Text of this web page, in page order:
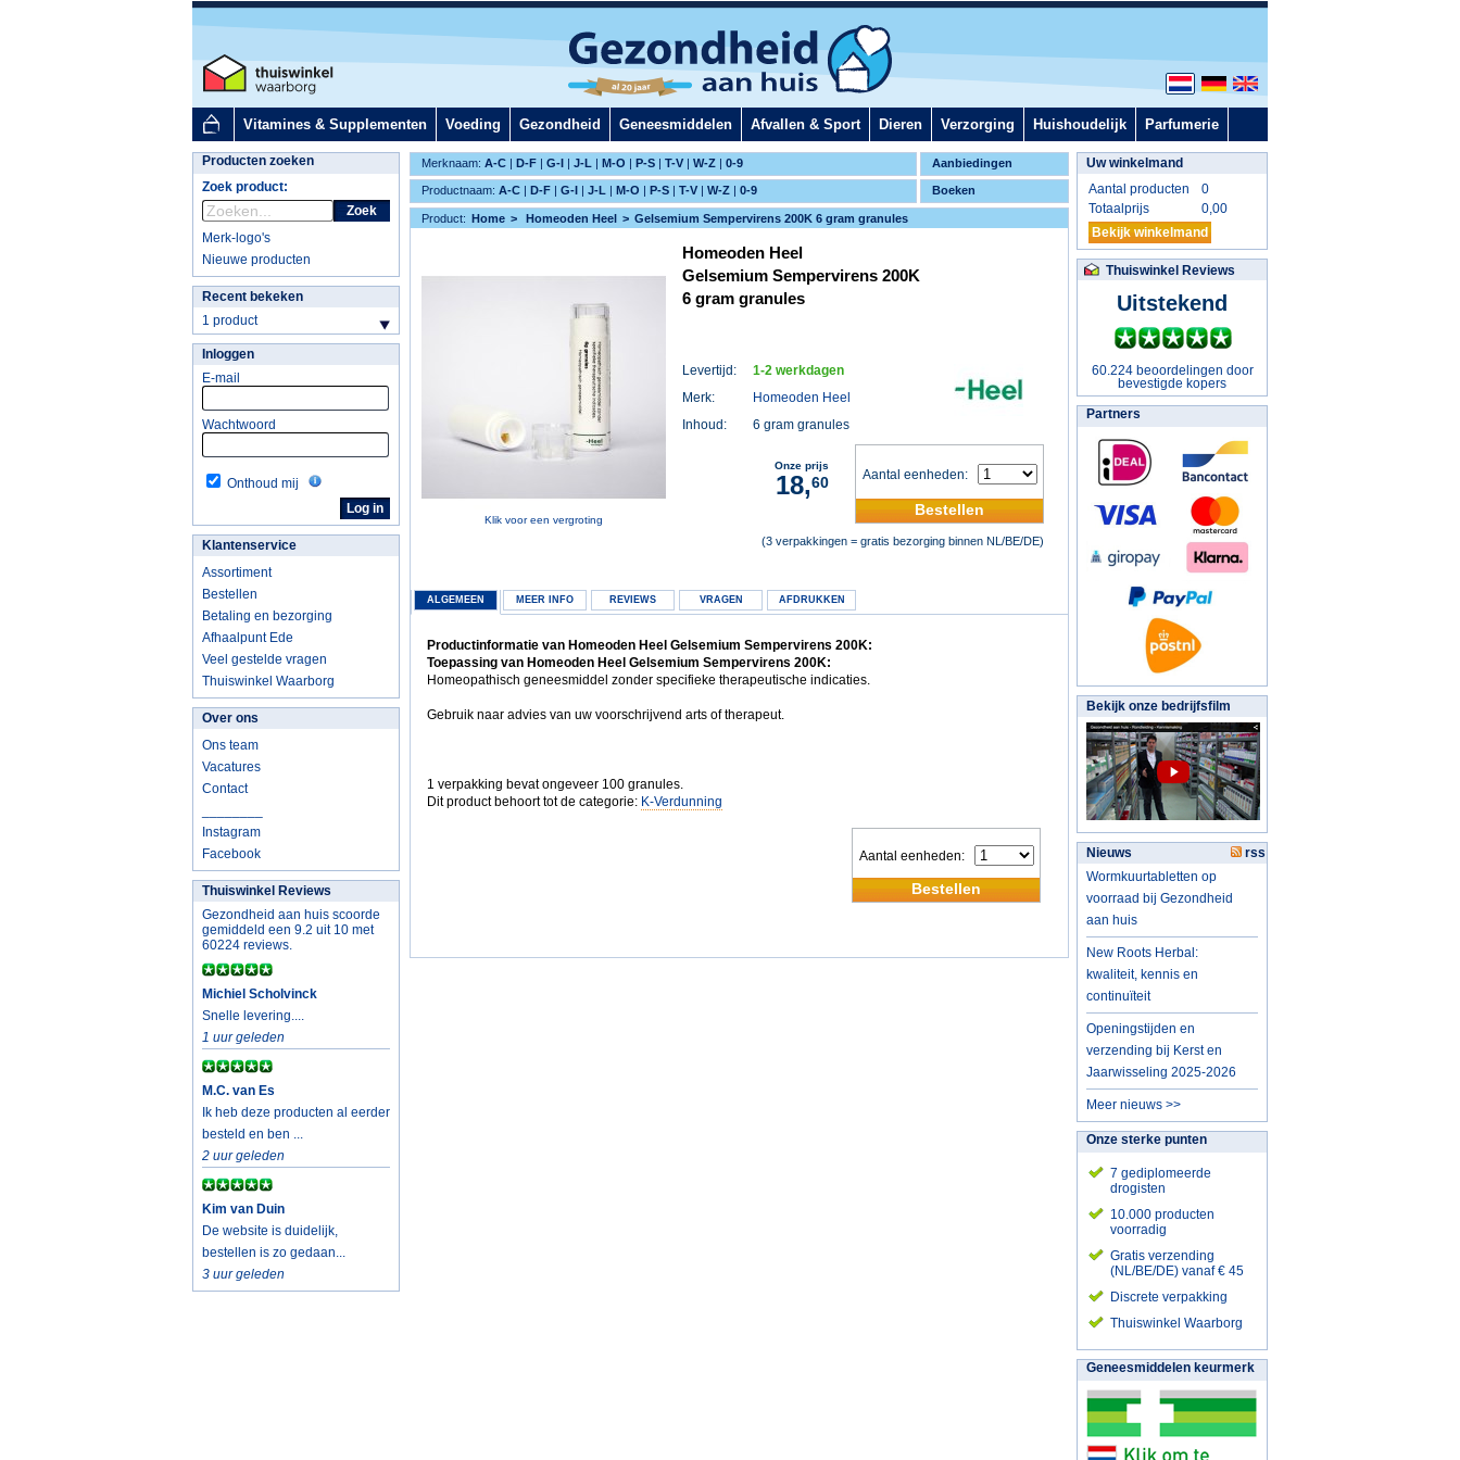
Vitamines & Supplementen Voeding Gezondheid Geneesmiddelen Afvallen & Sport Dieren Verzorging Huishoudelijk Parfumerie
Aanbiedingen
Merknaam: A-C | D-F | G-I | J-L | M-O | P-S | T-V | W-Z | 0-9
Boeken
Productnaam: A-C | D-F | G-I | J-L | M-O | P-S | T-V | W-Z | 0-9
Producten zoeken
Zoek product:
Zoek
Merk-logo's
Nieuwe producten
Recent bekeken
1 product
Inloggen
E-mail
Wachtwoord
Onthoud mij
Klantenservice
Assortiment
Bestellen
Betaling en bezorging
Afhaalpunt Ede
Veel gestelde vragen
Thuiswinkel Waarborg
Over ons
Ons team
Vacatures
Contact
Instagram
Facebook
Thuiswinkel Reviews
Gezondheid aan huis scoorde
gemiddeld een 9.2 uit 10 met
60224 reviews.
Michiel Scholvinck
Snelle levering....
1 uur geleden
M.C. van Es
Ik heb deze producten al eerder
besteld en ben ...
2 uur geleden
Kim van Duin
De website is duidelijk,
bestellen is zo gedaan...
3 uur geleden
Product: Home Homeoden Heel Gelsemium Sempervirens 200K 6 gram granules
Klik voor een vergroting
Homeoden Heel
Gelsemium Sempervirens 200K
6 gram granules
Levertijd:
1-2 werkdagen
Merk:
Homeoden Heel
Inhoud:
6 gram granules
Aantal eenheden:
Bestellen
Onze prijs
18,60
(3 verpakkingen = gratis bezorging binnen NL/BE/DE)
ALGEMEEN MEER INFO REVIEWS VRAGEN AFDRUKKEN
Productinformatie van Homeoden Heel Gelsemium Sempervirens 200K:
Toepassing van Homeoden Heel Gelsemium Sempervirens 200K:
Homeopathisch geneesmiddel zonder specifieke therapeutische indicaties.
Gebruik naar advies van uw voorschrijvend arts of therapeut.
1 verpakking bevat ongeveer 100 granules.
Dit product behoort tot de categorie: K-Verdunning
Aantal eenheden:
Bestellen
Uw winkelmand
Aantal producten
0
Totaalprijs
0,00
Bekijk winkelmand
Thuiswinkel Reviews
Uitstekend
60.224 beoordelingen door
bevestigde kopers
Partners
Bekijk onze bedrijfsfilm
Nieuws
rss
Wormkuurtabletten op
voorraad bij Gezondheid
aan huis
New Roots Herbal:
kwaliteit, kennis en
continuïteit
Openingstijden en
verzending bij Kerst en
Jaarwisseling 2025-2026
Meer nieuws >>
Onze sterke punten
7 gediplomeerde
drogisten
10.000 producten
voorradig
Gratis verzending
(NL/BE/DE) vanaf € 45
Discrete verpakking
Thuiswinkel Waarborg
Geneesmiddelen keurmerk